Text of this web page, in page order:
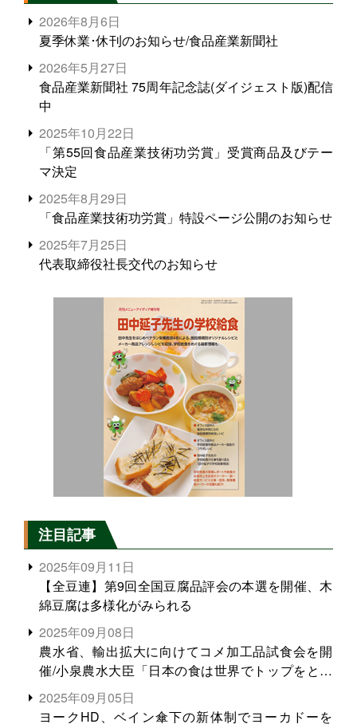
2026年8月6日
夏季休業･休刊のお知らせ/食品産業新聞社
2026年5月27日
食品産業新聞社 75周年記念誌(ダイジェスト版)配信
中
2025年10月22日
「第55回食品産業技術功労賞」受賞商品及びテー
マ決定
2025年8月29日
「食品産業技術功労賞」特設ページ公開のお知らせ
2025年7月25日
代表取締役社長交代のお知らせ
注目記事
2025年09月11日
【全豆連】第9回全国豆腐品評会の本選を開催、木
綿豆腐は多様化がみられる
2025年09月08日
農水省、輸出拡大に向けてコメ加工品試食会を開
催/小泉農水大臣「日本の食は世界でトップをとれ
る。米増産に向けて、米輸出需要の拡大を」
2025年09月05日
ヨークHD、ベイン傘下の新体制でヨーカドーを